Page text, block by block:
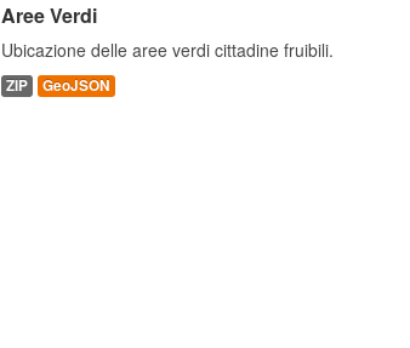
Aree Verdi
Ubicazione delle aree verdi cittadine fruibili.
ZIP GeoJSON